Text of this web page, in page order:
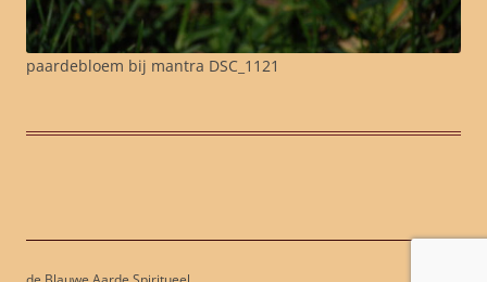
paardebloem bij mantra DSC_1121